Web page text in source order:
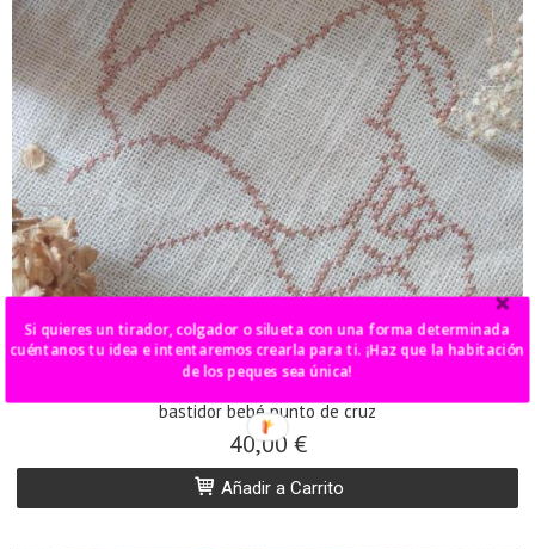
bastidor bebé punto de cruz
40,00 €
Añadir a Carrito
Si quieres un tirador, colgador o silueta con una forma determinada
cuéntanos tu idea e intentaremos crearla para ti. ¡Haz que la habitación
de los peques sea única!